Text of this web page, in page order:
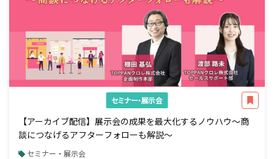
セミナー・展示会
【アーカイブ配信】展示会の成果を最大化するノウハウ～商
談につなげるアフターフォローも解説～
セミナー・展示会